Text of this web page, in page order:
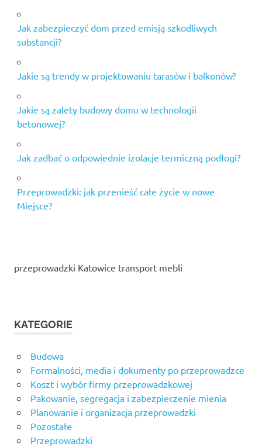
Jak zabezpieczyć dom przed emisją szkodliwych
substancji?
Jakie są trendy w projektowaniu tarasów i balkonów?
Jakie są zalety budowy domu w technologii
betonowej?
Jak zadbać o odpowiednie izolacje termiczną podłogi?
Przeprowadzki: jak przenieść całe życie w nowe
Miejsce?
przeprowadzki Katowice transport mebli
KATEGORIE
Budowa
Formalności, media i dokumenty po przeprowadzce
Koszt i wybór firmy przeprowadzkowej
Pakowanie, segregacja i zabezpieczenie mienia
Planowanie i organizacja przeprowadzki
Pozostałe
Przeprowadzki